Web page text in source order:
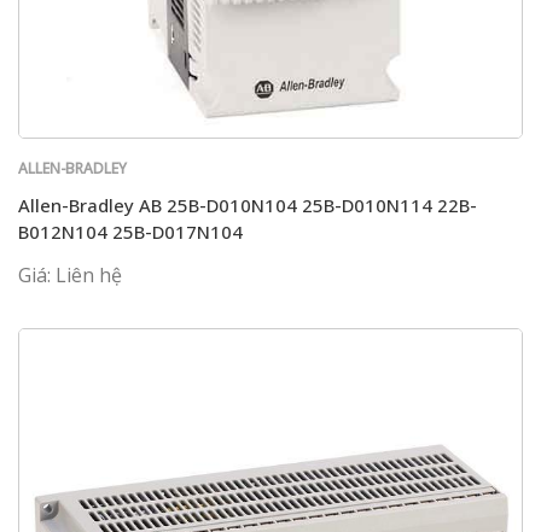
ALLEN-BRADLEY
Allen-Bradley AB 25B-D010N104 25B-D010N114 22B-
B012N104 25B-D017N104
Giá: Liên hệ